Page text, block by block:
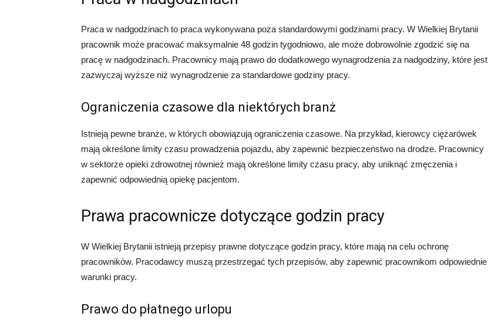
Praca w nadgodzinach to praca wykonywana poza standardowymi godzinami pracy. W Wielkiej Brytanii
pracownik może pracować maksymalnie 48 godzin tygodniowo, ale może dobrowolnie zgodzić się na
pracę w nadgodzinach. Pracownicy mają prawo do dodatkowego wynagrodzenia za nadgodziny, które jest
zazwyczaj wyższe niż wynagrodzenie za standardowe godziny pracy.
Ograniczenia czasowe dla niektórych branż
Istnieją pewne branże, w których obowiązują ograniczenia czasowe. Na przykład, kierowcy ciężarówek
mają określone limity czasu prowadzenia pojazdu, aby zapewnić bezpieczeństwo na drodze. Pracownicy
w sektorze opieki zdrowotnej również mają określone limity czasu pracy, aby uniknąć zmęczenia i
zapewnić odpowiednią opiekę pacjentom.
Prawa pracownicze dotyczące godzin pracy
W Wielkiej Brytanii istnieją przepisy prawne dotyczące godzin pracy, które mają na celu ochronę
pracowników. Pracodawcy muszą przestrzegać tych przepisów, aby zapewnić pracownikom odpowiednie
warunki pracy.
Prawo do płatnego urlopu